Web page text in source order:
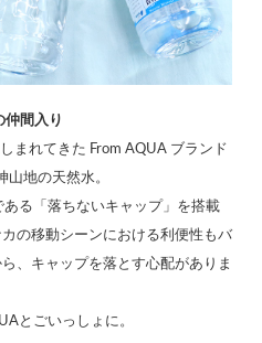
間入り
まれてきた From AQUA ブランド
地の天然水。
る「落ちないキャップ」を搭載
の移動シーンにおける利便性もバ
、キャップを落とす心配がありま
とごいっしょに。